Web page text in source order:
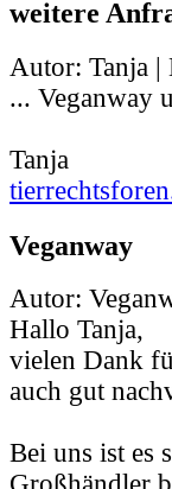
weitere
Autor: Tanja |
... Veganway
Tanja
Veganway
Autor:
Hallo Tanja,
vielen Dank
auch gut
Bei uns ist es